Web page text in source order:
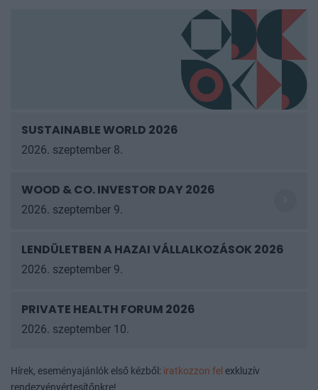
SUSTAINABLE WORLD 2026
2026. szeptember 8.
WOOD & CO. INVESTOR DAY 2026
2026. szeptember 9.
LENDÜLETBEN A HAZAI VÁLLALKOZÁSOK
2026
PRIVATE HEALTH FORUM 2026
Hírek, eseményajánlók első kézből: